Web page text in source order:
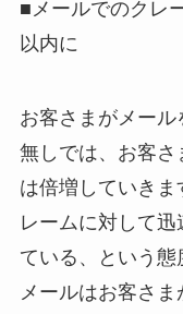
■メールでのクレ
以内に
お客さまがメー
無しでは、お客さ
は倍増していき
レームに対して迅
ている、という
メールはお客さま